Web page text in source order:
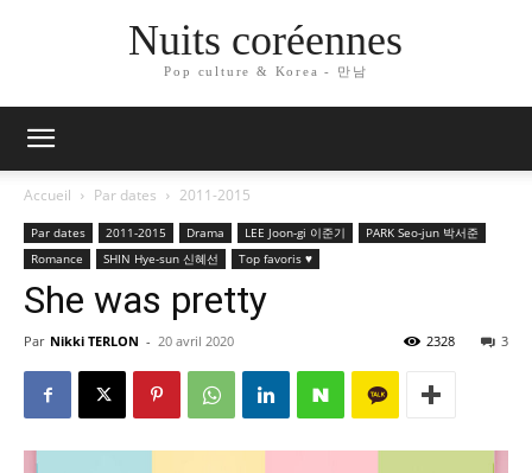
Nuits coréennes
Pop culture & Korea - 만남
Accueil Par dates 2011-2015
Par dates 2011-2015 Drama LEE Joon-gi 이준기
PARK Seo-jun 박서준
Romance
SHIN Hye-sun 신혜선 Top favoris ♥
She was pretty
Par Nikki TERLON - 20 avril 2020 3
2328